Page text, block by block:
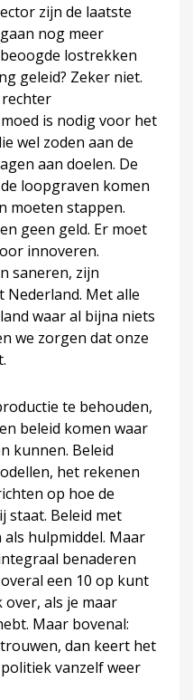
zijn de laatste
nog meer
lostrekken
geleid? Zeker niet.
is nodig voor het
wel zoden aan de
aan doelen. De
loopgraven komen
moeten stappen.
geen geld. Er moet
innoveren.
saneren, zijn
Nederland. Met alle
waar al bijna niets
we zorgen dat onze
te behouden,
beleid komen waar
kunnen. Beleid
het rekenen
op hoe de
staat. Beleid met
hulpmiddel. Maar
benaderen
een 10 op kunt
over, als je maar
Maar bovenal:
dan keert het
vanzelf weer